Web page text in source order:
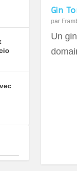
Gin
par
Un